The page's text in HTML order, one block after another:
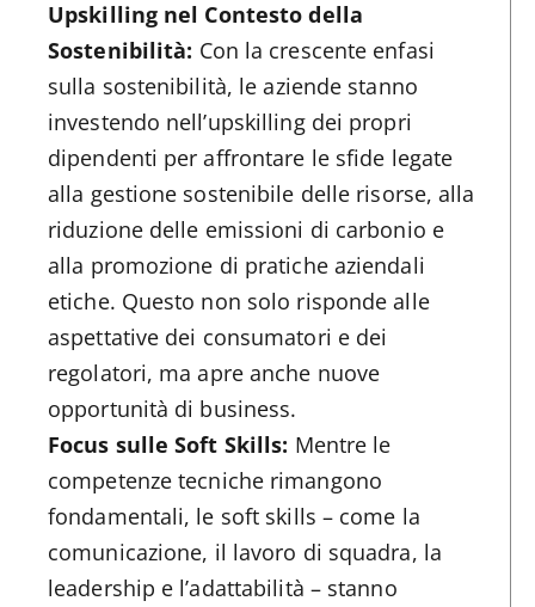
Upskilling nel Contesto della
Sostenibilità: Con la crescente enfasi
sulla sostenibilità, le aziende stanno
investendo nell’upskilling dei propri
dipendenti per affrontare le sfide legate
alla gestione sostenibile delle risorse, alla
riduzione delle emissioni di carbonio e
alla promozione di pratiche aziendali
etiche. Questo non solo risponde alle
aspettative dei consumatori e dei
regolatori, ma apre anche nuove
opportunità di business.
Focus sulle Soft Skills: Mentre le
competenze tecniche rimangono
fondamentali, le soft skills – come la
comunicazione, il lavoro di squadra, la
leadership e l’adattabilità – stanno